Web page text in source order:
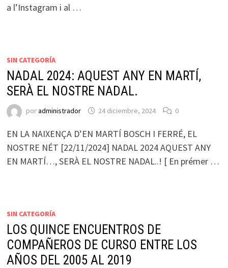
a l’Instagram i al …
SIN CATEGORÍA
NADAL 2024: AQUEST ANY EN MARTÍ,
SERÀ EL NOSTRE NADAL.
poradministrador 24 diciembre, 2024 0
EN LA NAIXENÇA D’EN MARTÍ BOSCH I FERRÉ, EL
NOSTRE NÉT [22/11/2024] NADAL 2024 AQUEST ANY
EN MARTÍ…, SERÀ EL NOSTRE NADAL..! [ En prémer …
SIN CATEGORÍA
LOS QUINCE ENCUENTROS DE
COMPAÑEROS DE CURSO ENTRE LOS
AÑOS DEL 2005 AL 2019